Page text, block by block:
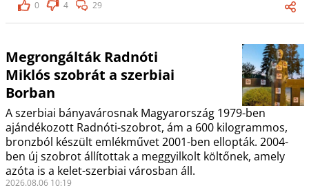
0
4 29
Megrongálták Radnóti
Miklós szobrát a szerbiai
Borban
A szerbiai bányavárosnak Magyarország 1979-ben
ajándékozott Radnóti-szobrot, ám a 600 kilogrammos,
bronzból készült emlékművet 2001-ben ellopták. 2004-
ben új szobrot állítottak a meggyilkolt költőnek, amely
azóta is a kelet-szerbiai városban áll.
2026.08.06 10:19